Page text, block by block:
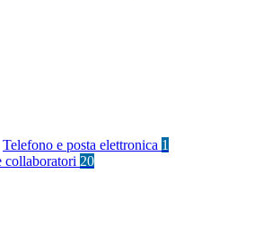
Telefono e posta elettronica 1
collaboratori 20